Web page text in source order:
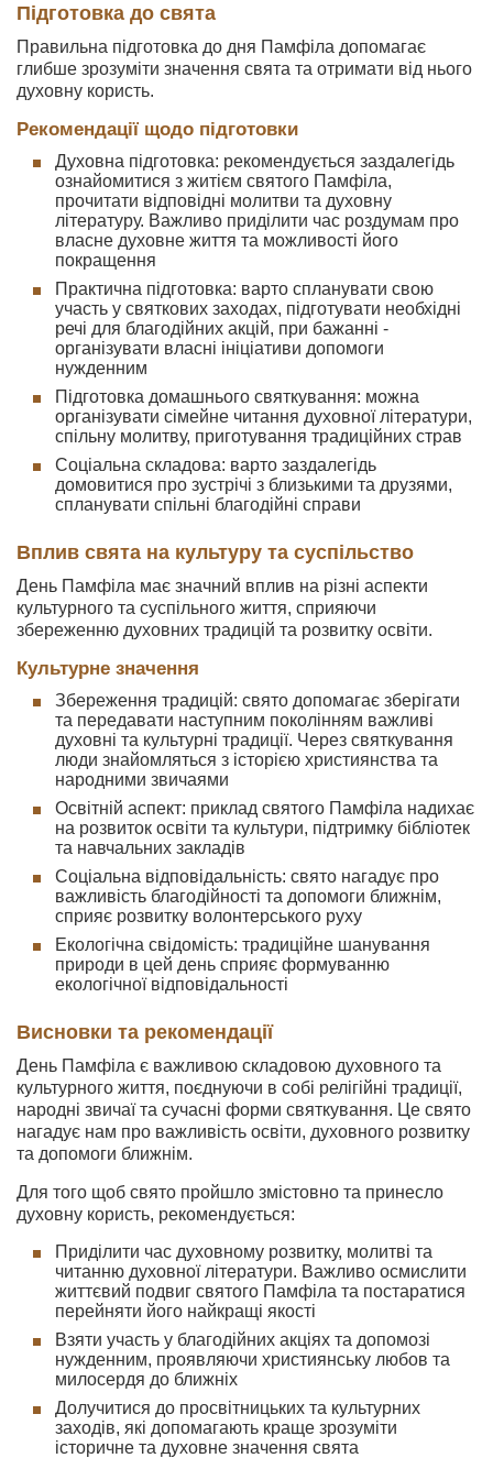
Підготовка до свята
Правильна підготовка до дня Памфіла допомагає
глибше зрозуміти значення свята та отримати від нього
духовну користь.
Рекомендації щодо підготовки
Духовна підготовка: рекомендується заздалегідь
ознайомитися з житієм святого Памфіла,
прочитати відповідні молитви та духовну
літературу. Важливо приділити час роздумам про
власне духовне життя та можливості його
покращення
Практична підготовка: варто спланувати свою
участь у святкових заходах, підготувати необхідні
речі для благодійних акцій, при бажанні -
організувати власні ініціативи допомоги
нужденним
Підготовка домашнього святкування: можна
організувати сімейне читання духовної літератури,
спільну молитву, приготування традиційних страв
Соціальна складова: варто заздалегідь
домовитися про зустрічі з близькими та друзями,
спланувати спільні благодійні справи
Вплив свята на культуру та суспільство
День Памфіла має значний вплив на різні аспекти
культурного та суспільного життя, сприяючи
збереженню духовних традицій та розвитку освіти.
Культурне значення
Збереження традицій: свято допомагає зберігати
та передавати наступним поколінням важливі
духовні та культурні традиції. Через святкування
люди знайомляться з історією християнства та
народними звичаями
Освітній аспект: приклад святого Памфіла надихає
на розвиток освіти та культури, підтримку бібліотек
та навчальних закладів
Соціальна відповідальність: свято нагадує про
важливість благодійності та допомоги ближнім,
сприяє розвитку волонтерського руху
Екологічна свідомість: традиційне шанування
природи в цей день сприяє формуванню
екологічної відповідальності
Висновки та рекомендації
День Памфіла є важливою складовою духовного та
культурного життя, поєднуючи в собі релігійні традиції,
народні звичаї та сучасні форми святкування. Це свято
нагадує нам про важливість освіти, духовного розвитку
та допомоги ближнім.
Для того щоб свято пройшло змістовно та принесло
духовну користь, рекомендується:
Приділити час духовному розвитку, молитві та
читанню духовної літератури. Важливо осмислити
життєвий подвиг святого Памфіла та постаратися
перейняти його найкращі якості
Взяти участь у благодійних акціях та допомозі
нужденним, проявляючи християнську любов та
милосердя до ближніх
Долучитися до просвітницьких та культурних
заходів, які допомагають краще зрозуміти
історичне та духовне значення свята